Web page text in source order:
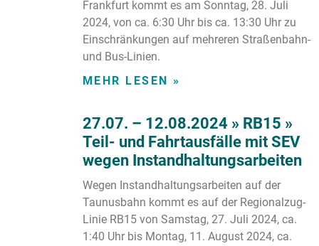
Frankfurt kommt es am Sonntag, 28. Juli
2024, von ca. 6:30 Uhr bis ca. 13:30 Uhr zu
Einschränkungen auf mehreren Straßenbahn-
und Bus-Linien.
MEHR LESEN »
27.07. – 12.08.2024 » RB15 »
Teil- und Fahrtausfälle mit SEV
wegen Instandhaltungsarbeiten
Wegen Instandhaltungsarbeiten auf der
Taunusbahn kommt es auf der Regionalzug-
Linie RB15 von Samstag, 27. Juli 2024, ca.
1:40 Uhr bis Montag, 11. August 2024, ca.